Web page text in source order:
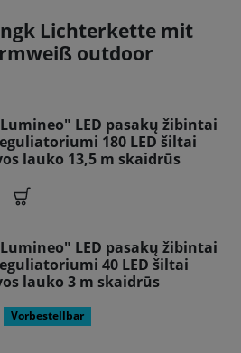
Lichterkette mit
outdoor
LED pasakų žibintai
180 LED šiltai
lauko 13,5 m skaidrūs
LED pasakų žibintai
40 LED šiltai
lauko 3 m skaidrūs
Vorbestellbar